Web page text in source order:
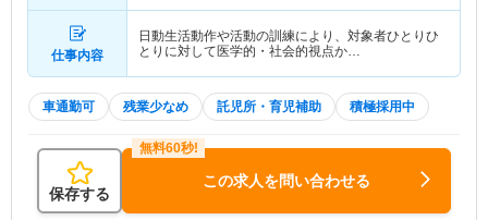
仕事内容
日動生活動作や活動の訓練により、対象者ひとりひ
とりに対して医学的・社会的視点か…
車通勤可 残業少なめ 託児所・育児補助 積極採用中
保存する
この求人を問い合わせる